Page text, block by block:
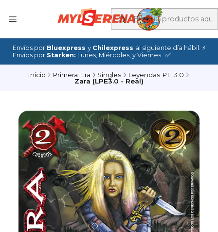
Envíos por Bluexpress y Chilexpress al siguiente día hábil. ⚡
Envíos por Starken: Lunes, Miércoles, y Viernes. ✅
Inicio Primera Era Singles
Leyendas PE 3.0
Zara (LPE3.0 - Real)